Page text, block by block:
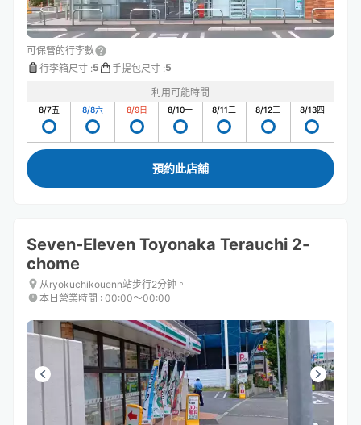
可保管的行李數
行李箱尺寸 :5 手提包尺寸 :5
利用可能時間
8/7五 8/8六 8/9日 8/10一 8/11二 8/12三 8/13四
預約此店舖
Seven-Eleven Toyonaka Terauchi 2-
chome
从ryokuchikouenn站步行2分钟。
本日營業時間 : 00:00〜00:00